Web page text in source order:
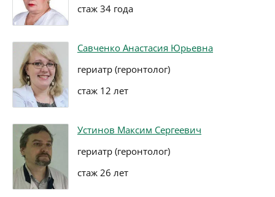
стаж 34 года
Савченко Анастасия Юрьевна
гериатр (геронтолог)
стаж 12 лет
Устинов Максим Сергеевич
гериатр (геронтолог)
стаж 26 лет